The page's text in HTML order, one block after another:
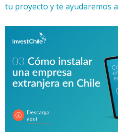
tu proyecto y te ayudaremos